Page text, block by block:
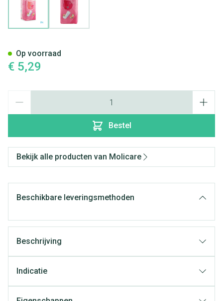
€ 5,29
Bestel
Op voorraad
Bekijk alle producten van Molicare
Beschikbare leveringsmethoden
Beschrijving
Indicatie